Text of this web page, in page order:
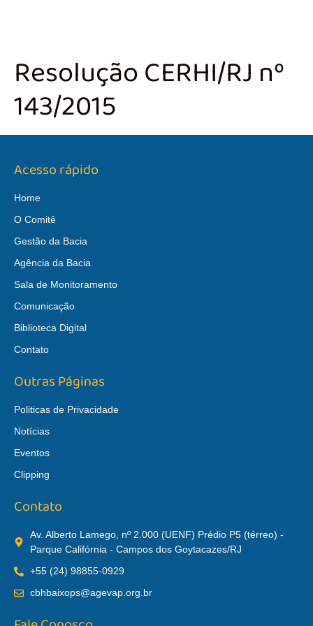
Resolução CERHI/RJ nº
143/2015
Acesso rápido
Home
O Comitê
Gestão da Bacia
Agência da Bacia
Sala de Monitoramento
Comunicação
Biblioteca Digital
Contato
Outras Páginas
Politicas de Privacidade
Notícias
Eventos
Clipping
Contato
Av. Alberto Lamego, nº 2.000 (UENF) Prédio P5 (térreo) -
Parque Califórnia - Campos dos Goytacazes/RJ
+55 (24) 98855-0929
cbhbaixops@agevap.org.br